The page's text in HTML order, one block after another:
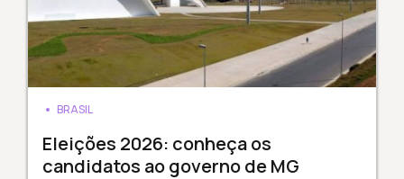
BRASIL
Eleições 2026: conheça os
candidatos ao governo de MG